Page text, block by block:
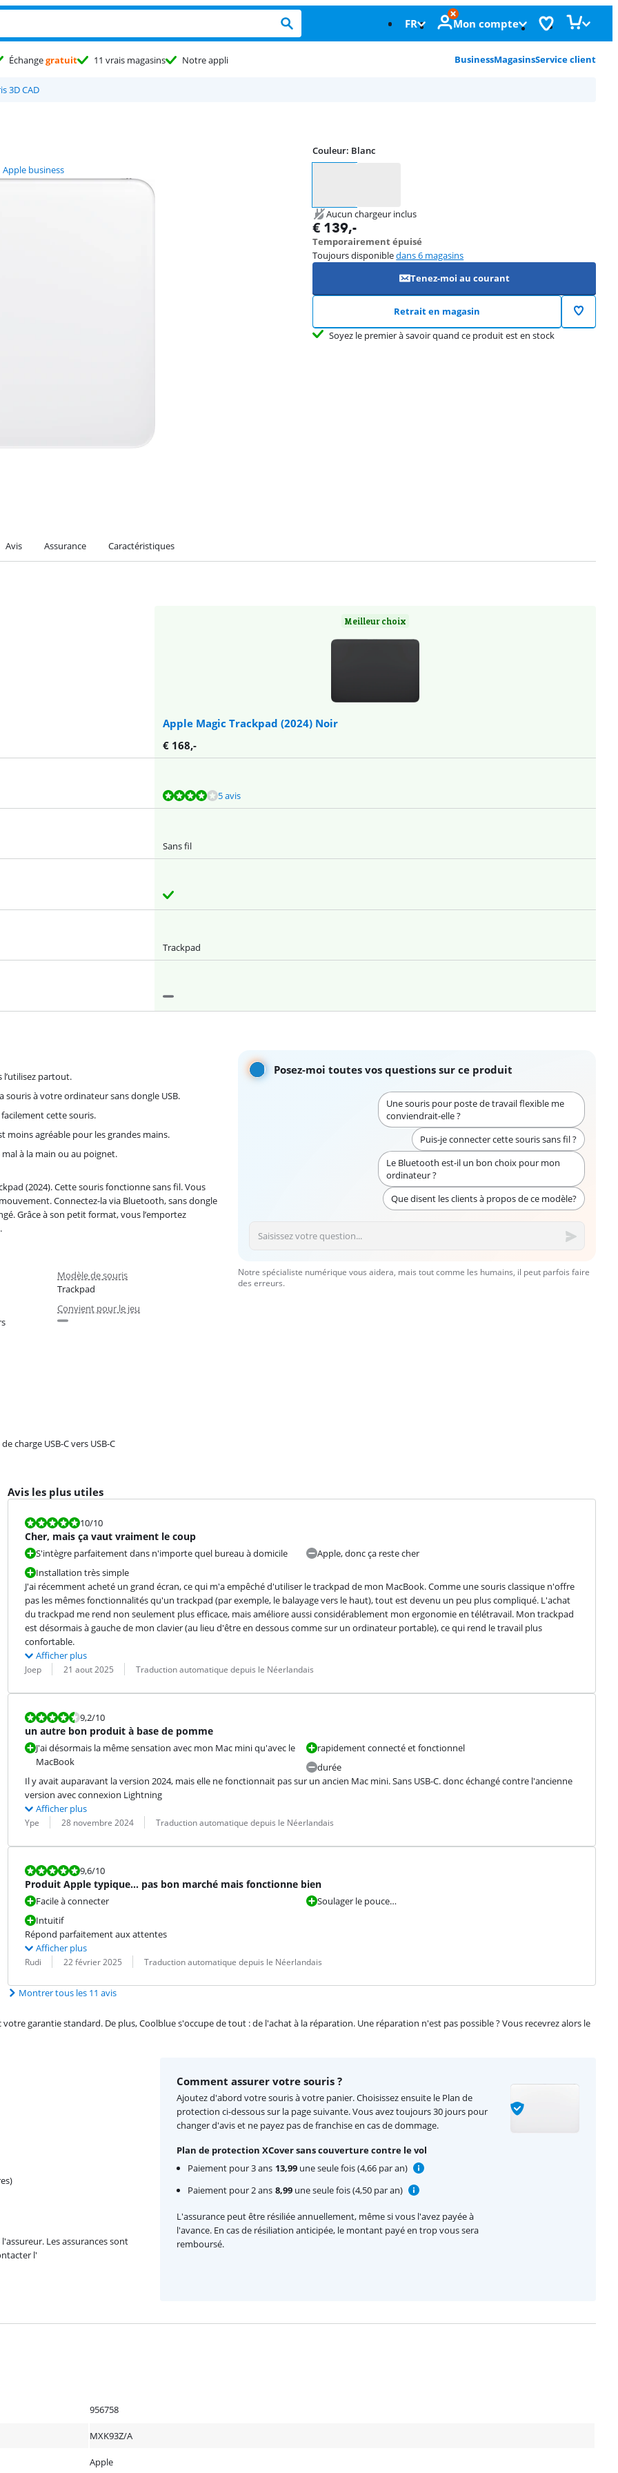
FR Mon compte
Échangegratuit 11 vrais magasins Notre appli BusinessMagasinsService client
3D CAD
Apple business
Couleur: Blanc
Aucun chargeur inclus
€ 139,-
Temporairement épuisé
Toujours disponibledans 6 magasins
Tenez-moi au courant
Retrait en magasin
Soyez le premier à savoir quand ce produit est en stock
Avis Assurance Caractéristiques
Meilleur choix
Apple Magic Trackpad (2024) Noir
€ 168,-
5 avis
Sans fil
Trackpad
Posez-moi toutes vos questions sur ce produit
Une souris pour poste de travail flexible me
conviendrait-elle ?
Puis-je connecter cette souris sans fil ?
Le Bluetooth est-il un bon choix pour mon
ordinateur ?
Que disent les clients à propos de ce modèle?
Notre spécialiste numérique vous aidera, mais tout comme les humains, il peut parfois faire
des erreurs.
l’utilisez partout.
souris à votre ordinateur sans dongle USB.
cette souris.
moins agréable pour les grandes mains.
à la main ou au poignet.
(2024). Cette souris fonctionne sans fil. Vous
Connectez-la via Bluetooth, sans dongle
Grâce à son petit format, vous l’emportez
Modèle de souris
Trackpad
Convient pour le jeu
charge USB-C vers USB-C
Avis les plus utiles
La note est 10 sur 10.
10/10
Cher, mais ça vaut vraiment le coup
S'intègre parfaitement dans n'importe quel bureau à domicile
Installation très simple
Apple, donc ça reste cher
J'ai récemment acheté un grand écran, ce qui m'a empêché d'utiliser le trackpad de mon MacBook. Comme une souris classique n'offre
pas les mêmes fonctionnalités qu'un trackpad (par exemple, le balayage vers le haut), tout est devenu un peu plus compliqué. L'achat
du trackpad me rend non seulement plus efficace, mais améliore aussi considérablement mon ergonomie en télétravail. Mon trackpad
est désormais à gauche de mon clavier (au lieu d'être en dessous comme sur un ordinateur portable), ce qui rend le travail plus
confortable.
Afficher plus
Évaluation par :
Joep
Date : 21 aout 2025
Traduction : Traduction automatique depuis le Néerlandais
La note est 9,2 sur 10.
9,2/10
un autre bon produit à base de pomme
J'ai désormais la même sensation avec mon Mac mini qu'avec le
MacBook
rapidement connecté et fonctionnel
durée
Il y avait auparavant la version 2024, mais elle ne fonctionnait pas sur un ancien Mac mini. Sans USB-C. donc échangé contre l'ancienne
version avec connexion Lightning
Afficher plus
Évaluation par :
Ype
Date : 28 novembre 2024
Traduction : Traduction automatique depuis le Néerlandais
La note est 9,6 sur 10.
9,6/10
Produit Apple typique... pas bon marché mais fonctionne bien
Facile à connecter
Intuitif
Soulager le pouce…
Répond parfaitement aux attentes
Afficher plus
Évaluation par :
Rudi
Date : 22 février 2025
Traduction : Traduction automatique depuis le Néerlandais
Montrer tous les 11 avis
garantie standard. De plus, Coolblue s'occupe de tout : de l'achat à la réparation. Une réparation n'est pas possible ? Vous recevrez alors le
Les assurances sont
l'
Comment assurer votre souris ?
Ajoutez d'abord votre souris à votre panier. Choisissez ensuite le Plan de
protection ci-dessous sur la page suivante. Vous avez toujours 30 jours pour
changer d'avis et ne payez pas de franchise en cas de dommage.
Plan de protection XCover sans couverture contre le vol
Paiement pour 3 ans 13,99une seule fois (4,66 par an)
Paiement pour 2 ans 8,99une seule fois (4,50 par an)
L'assurance peut être résiliée annuellement, même si vous l'avez payée à
l'avance. En cas de résiliation anticipée, le montant payé en trop vous sera
remboursé.
956758
MXK93Z/A
Apple